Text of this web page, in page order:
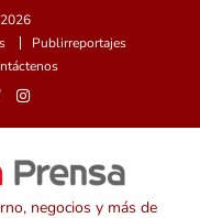
Publirreportajes
negocios y más de